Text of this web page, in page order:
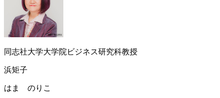
同志社大学大学院ビジネス研究科教授
浜矩子
はま のりこ